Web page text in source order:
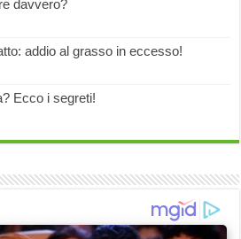
davvero?
addio al grasso in eccesso!
Ecco i segreti!